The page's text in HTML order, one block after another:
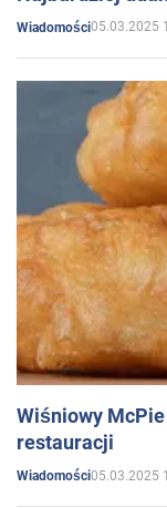
Wiadomości05.03.2025
Wiśniowy
restauracji
Wiadomości05.03.2025